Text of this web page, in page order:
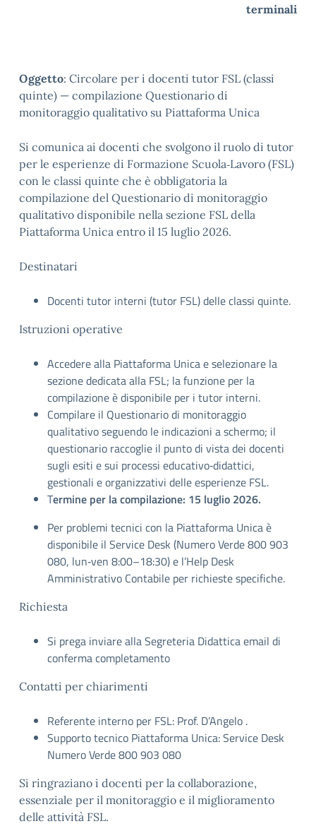
terminali
Oggetto: Circolare per i docenti tutor FSL (classi
quinte) — compilazione Questionario di
monitoraggio qualitativo su Piattaforma Unica
Si comunica ai docenti che svolgono il ruolo di tutor
per le esperienze di Formazione Scuola‑Lavoro (FSL)
con le classi quinte che è obbligatoria la
compilazione del Questionario di monitoraggio
qualitativo disponibile nella sezione FSL della
Piattaforma Unica entro il 15 luglio 2026.
Destinatari
Docenti tutor interni (tutor FSL) delle classi quinte.
Istruzioni operative
Accedere alla Piattaforma Unica e selezionare la
sezione dedicata alla FSL; la funzione per la
compilazione è disponibile per i tutor interni.
Compilare il Questionario di monitoraggio
qualitativo seguendo le indicazioni a schermo; il
questionario raccoglie il punto di vista dei docenti
sugli esiti e sui processi educativo‑didattici,
gestionali e organizzativi delle esperienze FSL.
Termine per la compilazione: 15 luglio 2026.
Per problemi tecnici con la Piattaforma Unica è
disponibile il Service Desk (Numero Verde 800 903
080, lun‑ven 8:00–18:30) e l’Help Desk
Amministrativo Contabile per richieste specifiche.
Richiesta
Si prega inviare alla Segreteria Didattica email di
conferma completamento
Contatti per chiarimenti
Referente interno per FSL: Prof. D’Angelo .
Supporto tecnico Piattaforma Unica: Service Desk
Numero Verde 800 903 080
Si ringraziano i docenti per la collaborazione,
essenziale per il monitoraggio e il miglioramento
delle attività FSL.